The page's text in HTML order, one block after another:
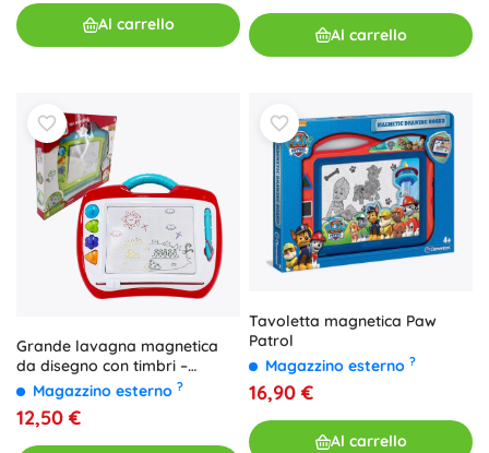
Al carrello
Al carrello
Grande lavagna magnetica
da disegno con timbri –
colorata
Magazzino esterno ?
12,50 €
Tavoletta magnetica Paw
Patrol
Magazzino esterno ?
16,90 €
Al carrello